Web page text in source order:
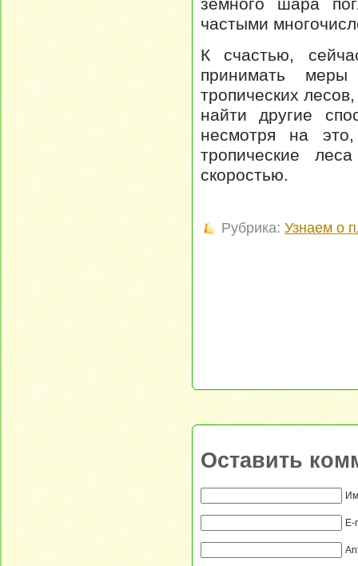
частыми
К счастью,
принимать
тропических
найти другие
несмотря на
тропические
скоростью.
Рубрика: Узнаем о
Оставить
E-